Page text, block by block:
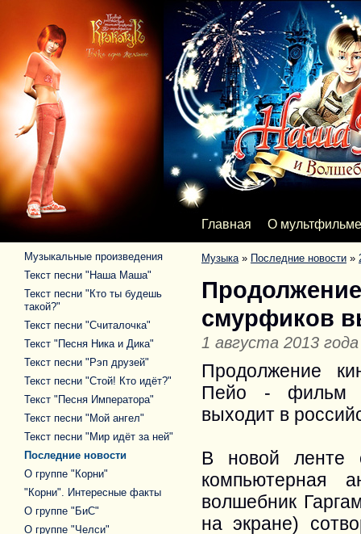
Главная О мультфильме
Музыка» Последние новости »
смурфиков
1 августа 2013 года
Продолжение
Пейо - фильм
выходит в
В новой ленте
компьютерная
волшебник
на экране)
Музыкальные произведения
Текст песни "Наша Маша"
Текст песни "Кто ты будешь
такой?"
Текст песни "Считалочка"
Текст "Песня Ника и Дика"
Текст песни "Рэп друзей"
Текст песни "Стой! Кто идёт?"
Текст "Песня Императора"
Текст песни "Мой ангел"
Текст песни "Мир идёт за ней"
Последние новости
О группе "Корни"
"Корни". Интересные факты
О группе "БиС"
О группе "Челси"